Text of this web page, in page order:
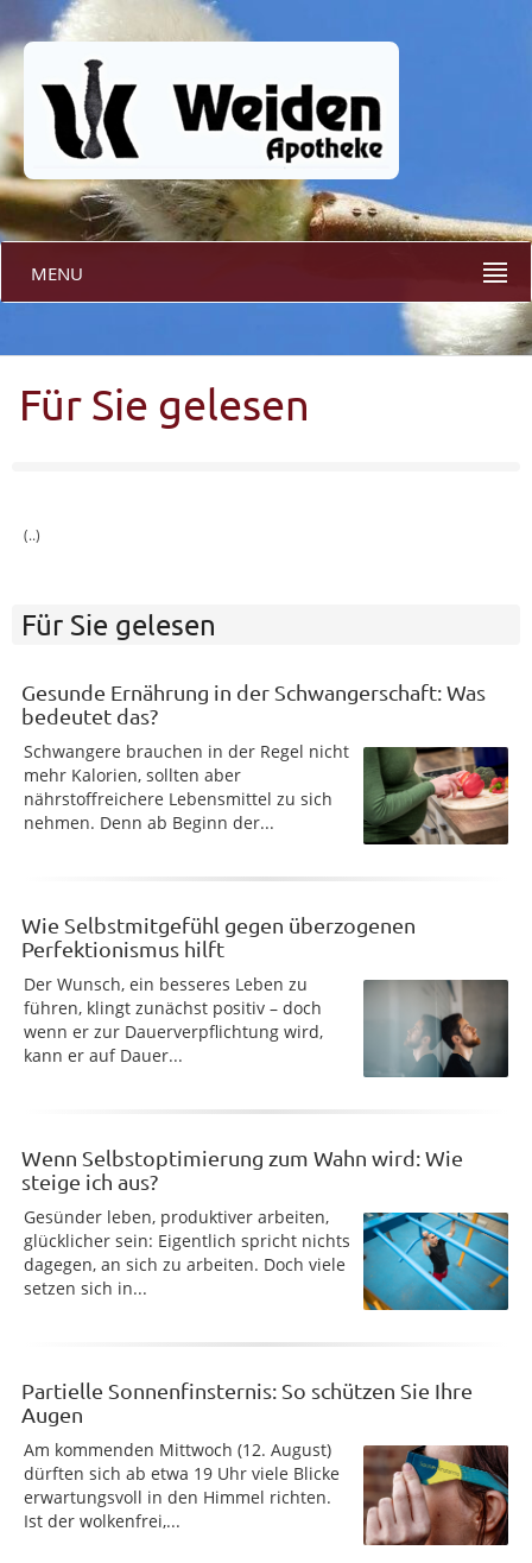
MENU
Für Sie gelesen
(..)
Für Sie gelesen
Gesunde Ernährung in der Schwangerschaft: Was
bedeutet das?
Schwangere brauchen in der Regel nicht
mehr Kalorien, sollten aber
nährstoffreichere Lebensmittel zu sich
nehmen. Denn ab Beginn der...
Wie Selbstmitgefühl gegen überzogenen
Perfektionismus hilft
Der Wunsch, ein besseres Leben zu
führen, klingt zunächst positiv – doch
wenn er zur Dauerverpflichtung wird,
kann er auf Dauer...
Wenn Selbstoptimierung zum Wahn wird: Wie
steige ich aus?
Gesünder leben, produktiver arbeiten,
glücklicher sein: Eigentlich spricht nichts
dagegen, an sich zu arbeiten. Doch viele
setzen sich in...
Partielle Sonnenfinsternis: So schützen Sie Ihre
Augen
Am kommenden Mittwoch (12. August)
dürften sich ab etwa 19 Uhr viele Blicke
erwartungsvoll in den Himmel richten.
Ist der wolkenfrei,...